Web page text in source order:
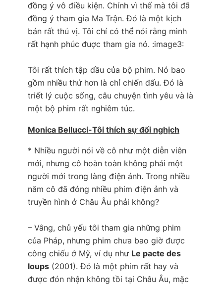
đồng ý vô điều kiện. Chính vì thế mà tôi đã
đồng ý tham gia Ma Trận. Đó là một kịch
bản rất thú vị. Tôi chỉ có thể nói rằng mình
rất hạnh phúc đuợc tham gia nó. :image3:
Tôi rất thích tập đầu của bộ phim. Nó bao
gồm nhiều thứ hơn là chỉ chiến đấu. Đó là
triết lý cuộc sống, câu chuyện tình yêu và là
một bộ phim rất nghiêm túc.
Monica Bellucci-Tôi thích sự đối nghịch
* Nhiều người nói về cô như một diễn viên
mới, nhưng cô hoàn toàn không phải một
người mới trong làng điện ảnh. Trong nhiều
năm cô đã đóng nhiều phim điện ảnh và
truyền hình ở Châu Âu phải không?
– Vâng, chủ yếu tôi tham gia những phim
của Pháp, nhưng phim chưa bao giờ được
công chiếu ở Mỹ, ví dụ như Le pacte des
loups (2001). Đó là một phim rất hay và
được đón nhận không tồi tại Châu Âu, mặc